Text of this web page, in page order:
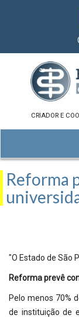
CRIADOR E
Reforma
"O Estado de São
Reforma prevê
Pelo menos 70%
de instituição de